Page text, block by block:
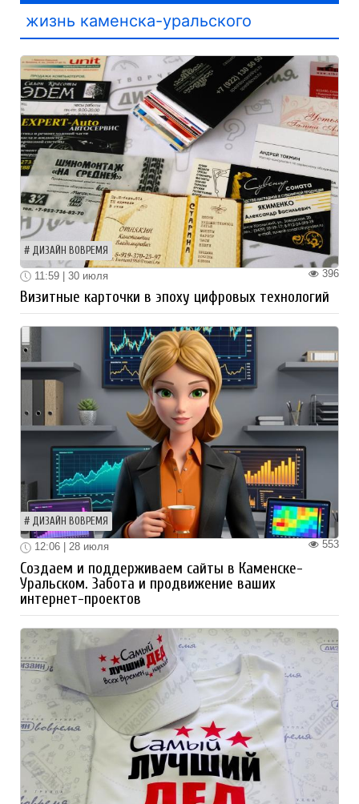
жизнь каменска-уральского
ДИЗАЙН ВОВРЕМЯ
396
11:59 | 30 июля
Визитные карточки в эпоху цифровых технологий
ДИЗАЙН ВОВРЕМЯ
553
12:06 | 28 июля
Создаем и поддерживаем сайты в Каменске-
Уральском. Забота и продвижение ваших
интернет-проектов